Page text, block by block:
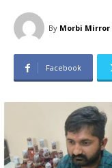
By Morbi Mirror
Facebook